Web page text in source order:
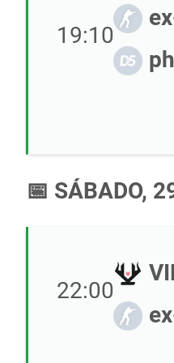
19:10
📅 SÁBADO,
22:00